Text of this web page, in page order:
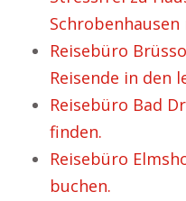
Schrobenhausen
Reisebüro
Reisende in den
Reisebüro Bad
finden.
Reisebüro
buchen.